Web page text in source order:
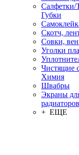
Салфетки/
Губки
Скотч,
Совки,
Уголки
Чистящие
Химия
Швабры
Экраны
радиаторов
+ ЕЩЕ